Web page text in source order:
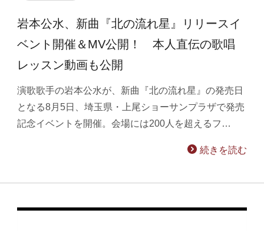
岩本公水、新曲『北の流れ星』リリースイ
ベント開催＆MV公開！ 本人直伝の歌唱
レッスン動画も公開
演歌歌手の岩本公水が、新曲『北の流れ星』の発売日
となる8月5日、埼玉県・上尾ショーサンプラザで発売
記念イベントを開催。会場には200人を超えるフ…
続きを読む